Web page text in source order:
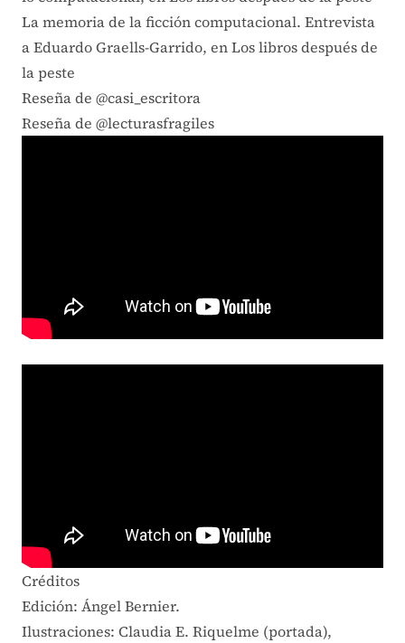
La memoria de la ficción computacional. Entrevista
a Eduardo Graells-Garrido, en Los libros después de
la peste
Reseña de @casi_escritora
Reseña de @lecturasfragiles
Créditos
Edición: Ángel Bernier.
Ilustraciones: Claudia E. Riquelme (portada),